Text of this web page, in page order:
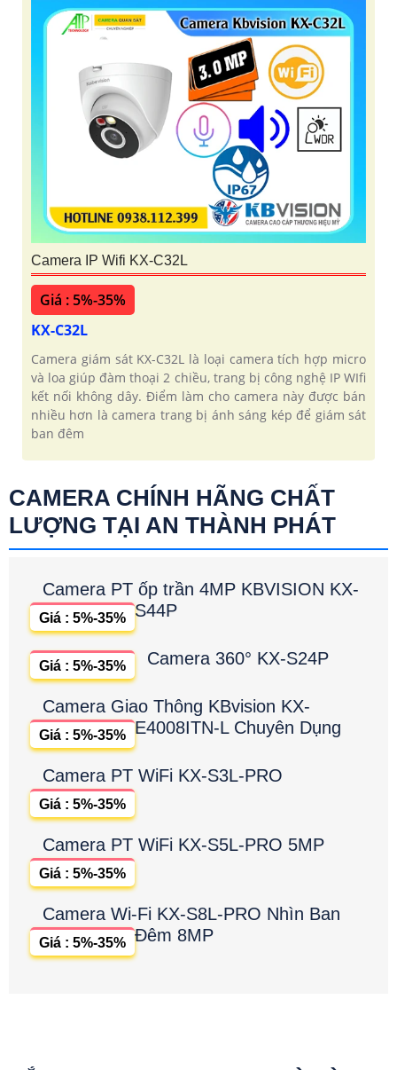
Camera IP Wifi KX-C32L
Giá : 5%-35%
KX-C32L
Camera giám sát KX-C32L là loại camera tích hợp micro
và loa giúp đàm thoại 2 chiều, trang bị công nghệ IP WIfi
kết nối không dây. Điểm làm cho camera này được bán
nhiều hơn là camera trang bị ánh sáng kép để giám sát
ban đêm
CAMERA CHÍNH HÃNG CHẤT
LƯỢNG TẠI AN THÀNH PHÁT
Camera PT ốp trần 4MP KBVISION KX-
S44P
Giá : 5%-35%
Camera 360° KX-S24P
Giá : 5%-35%
Camera Giao Thông KBvision KX-
E4008ITN-L Chuyên Dụng
Giá : 5%-35%
Camera PT WiFi KX-S3L-PRO
Giá : 5%-35%
Camera PT WiFi KX-S5L-PRO 5MP
Giá : 5%-35%
Camera Wi-Fi KX-S8L-PRO Nhìn Ban
Đêm 8MP
Giá : 5%-35%